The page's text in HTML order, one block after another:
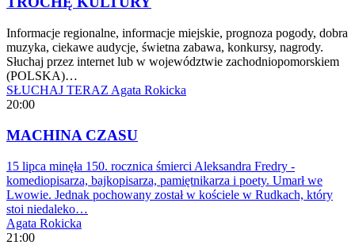
Informacje regionalne, informacje miejskie, prognoza pogody, dobra
muzyka, ciekawe audycje, świetna zabawa, konkursy, nagrody.
Słuchaj przez internet lub w województwie zachodniopomorskiem
(POLSKA)…
SŁUCHAJ TERAZ Agata Rokicka
20:00
MACHINA CZASU
15 lipca minęła 150. rocznica śmierci Aleksandra Fredry -
komediopisarza, bajkopisarza, pamiętnikarza i poety. Umarł we
Lwowie. Jednak pochowany został w kościele w Rudkach, który
stoi niedaleko…
Agata Rokicka
21:00